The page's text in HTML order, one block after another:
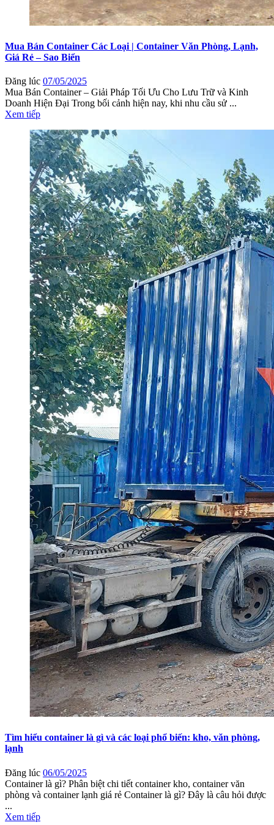
Mua Bán Container Các Loại | Container Văn Phòng, Lạnh,
Giá Rẻ – Sao Biển
Đăng lúc 07/05/2025
Mua Bán Container – Giải Pháp Tối Ưu Cho Lưu Trữ và Kinh
Doanh Hiện Đại Trong bối cảnh hiện nay, khi nhu cầu sử ...
Xem tiếp
Tìm hiểu container là gì và các loại phổ biến: kho, văn phòng,
lạnh
Đăng lúc 06/05/2025
Container là gì? Phân biệt chi tiết container kho, container văn
phòng và container lạnh giá rẻ Container là gì? Đây là câu hỏi được
...
Xem tiếp